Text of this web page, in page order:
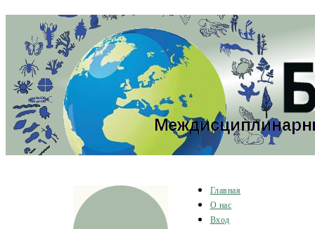
Главная
О нас
Вход